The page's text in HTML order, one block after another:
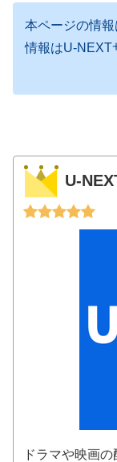
本ページの情
情報はU-NEXT
U-
ドラマや映画